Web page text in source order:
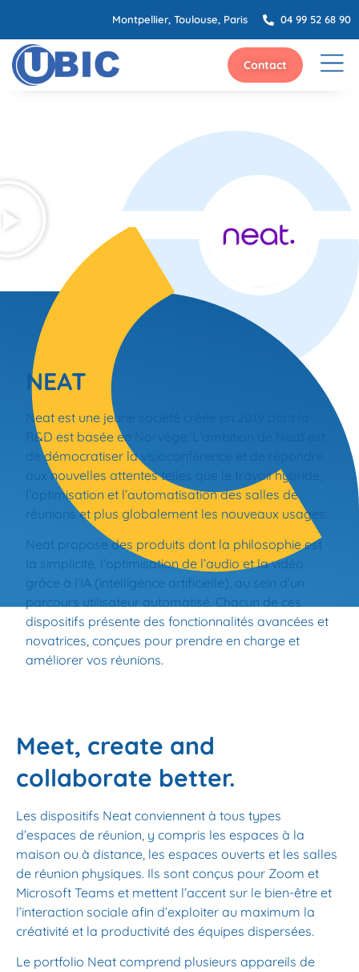
Montpellier, Toulouse, Paris 04 99 52 68 90
Contact
NEAT
Neat est une jeune société créée en 2019 dont la
R&D est basée en Norvège. L’ambition de Neat est
de démocratiser la visioconférence et de répondre
aux nouvelles attentes telles que le travail hybride,
l’optimisation et l’automatisation des salles de
réunions et plus globalement les nouveaux usages.
Neat propose des produits dont la philosophie est
la simplicité, l’optimisation de l’audio et la vidéo
grâce à l’IA (intelligence artificielle), au sein d’un
parcours utilisateur automatisé. Chacun de ces
dispositifs présente des fonctionnalités avancées et
novatrices, conçues pour prendre en charge et
améliorer vos réunions.
Meet, create and
collaborate better.
Les dispositifs Neat conviennent à tous types
d’espaces de réunion, y compris les espaces à la
maison ou à distance, les espaces ouverts et les salles
de réunion physiques. Ils sont conçus pour Zoom et
Microsoft Teams et mettent l’accent sur le bien-être et
l’interaction sociale afin d’exploiter au maximum la
créativité et la productivité des équipes dispersées.
Le portfolio Neat comprend plusieurs appareils de